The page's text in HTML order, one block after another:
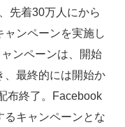
先着30万人にから
ャンペーンを実施し
ンペーンは、開始
、最終的には開始か
布終了。Facebook
るキャンペーンとな